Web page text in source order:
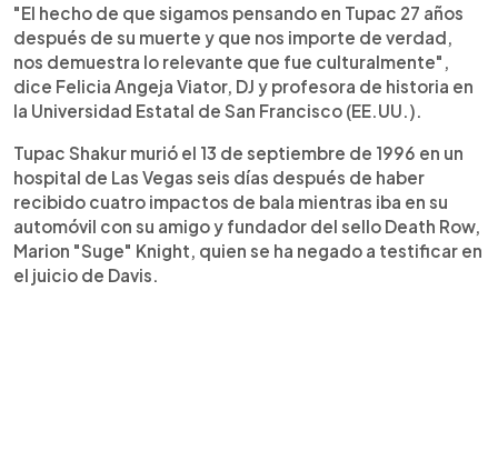
"El hecho de que sigamos pensando en Tupac 27 años
después de su muerte y que nos importe de verdad,
nos demuestra lo relevante que fue culturalmente",
dice Felicia Angeja Viator, DJ y profesora de historia en
la Universidad Estatal de San Francisco (EE.UU.).
Tupac Shakur murió el 13 de septiembre de 1996 en un
hospital de Las Vegas seis días después de haber
recibido cuatro impactos de bala mientras iba en su
automóvil con su amigo y fundador del sello Death Row,
Marion "Suge" Knight, quien se ha negado a testificar en
el juicio de Davis.